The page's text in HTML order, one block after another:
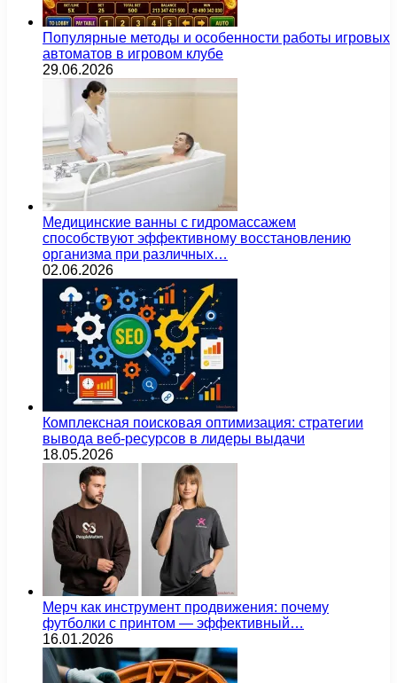
Популярные методы и особенности работы игровых
автоматов в игровом клубе
29.06.2026
Медицинские ванны с гидромассажем
способствуют эффективному восстановлению
организма при различных…
02.06.2026
Комплексная поисковая оптимизация: стратегии
вывода веб-ресурсов в лидеры выдачи
18.05.2026
Мерч как инструмент продвижения: почему
футболки с принтом — эффективный…
16.01.2026